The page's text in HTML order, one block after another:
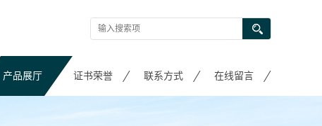
产品展厅 证书荣誉 联系方式 在线留言